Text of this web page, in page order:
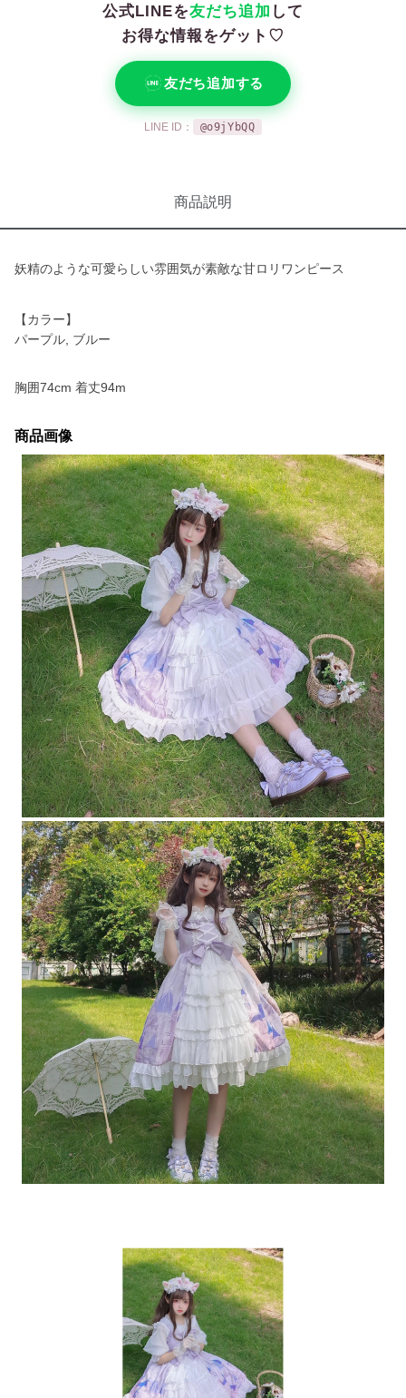
公式LINEを友だち追加 して
お得な情報をゲット♡
友だち追加する
LINE ID： @o9jYbQQ
商品説明
妖精のような可愛らしい雰囲気が素敵な甘ロリワンピース
【カラー】
パープル, ブルー
胸囲74cm 着丈94m
商品画像